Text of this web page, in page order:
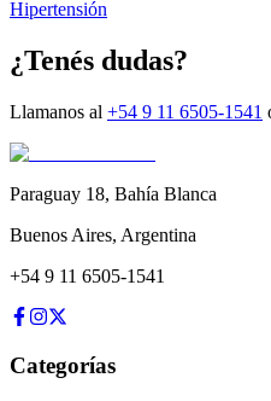
Hipertensión
¿Tenés dudas?
Llamanos al +54 9 11 6505-1541
Paraguay 18, Bahía Blanca
Buenos Aires, Argentina
+54 9 11 6505-1541
Categorías